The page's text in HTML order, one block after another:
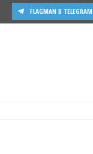
FLAGMAN В TELEGRAM